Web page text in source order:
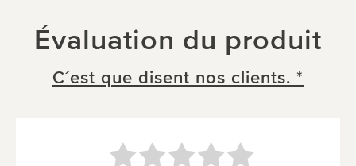
Évaluation du produit
C´est que disent nos clients. *